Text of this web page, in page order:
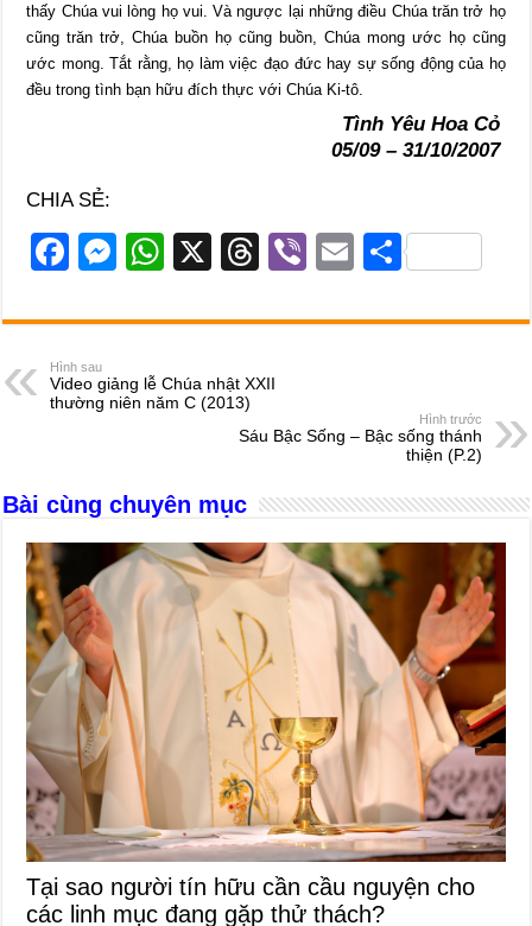
thấy Chúa vui lòng họ vui. Và ngược lại những điều Chúa trăn trở họ
cũng trăn trở, Chúa buồn họ cũng buồn, Chúa mong ước họ cũng
ước mong. Tắt rằng, họ làm việc đạo đức hay sự sống động của họ
đều trong tình bạn hữu đích thực với Chúa Ki-tô.
Tình Yêu Hoa Cỏ
05/09 – 31/10/2007
CHIA SẺ:
F
c
e
b
k
M
ss
n
W
at
A
X
T
e
d
s
Vi
er
E
ail
S
ar
Hình sau
Video giảng lễ Chúa nhật XXII
thường niên năm C (2013)
Hình trước
Sáu Bậc Sống – Bậc sống thánh
thiện (P.2)
Bài cùng chuyên mục
Tại sao người tín hữu cần cầu nguyện cho
các linh mục đang gặp thử thách?